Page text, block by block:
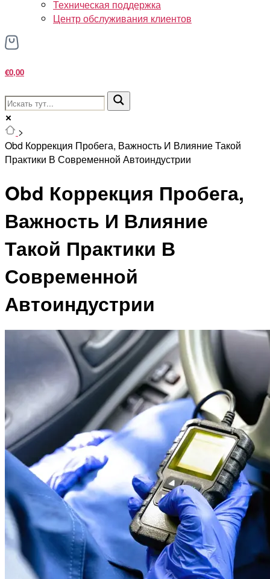
Техническая поддержка
Центр обслуживания клиентов
€0,00
>
Obd Коррекция Пробега, Важность И Влияние Такой
Практики В Современной Автоиндустрии
Obd Коррекция Пробега,
Важность И Влияние
Такой Практики В
Современной
Автоиндустрии